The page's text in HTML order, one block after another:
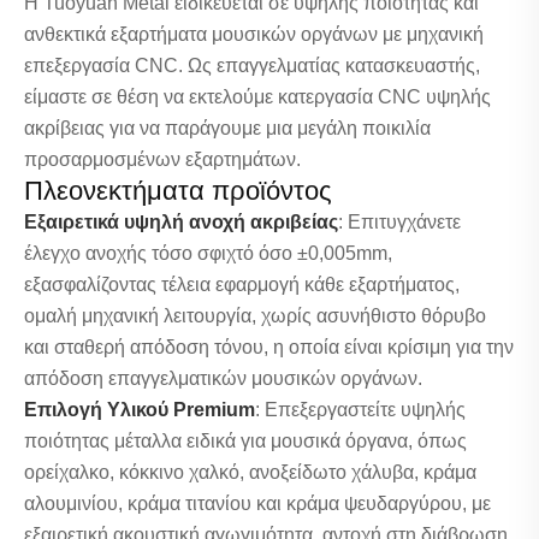
ανθεκτικά εξαρτήματα μουσικών οργάνων με μηχανική
επεξεργασία CNC. Ως επαγγελματίας κατασκευαστής,
είμαστε σε θέση να εκτελούμε κατεργασία CNC υψηλής
ακρίβειας για να παράγουμε μια μεγάλη ποικιλία
προσαρμοσμένων εξαρτημάτων.
Πλεονεκτήματα προϊόντος
Εξαιρετικά υψηλή ανοχή ακριβείας: Επιτυγχάνετε
έλεγχο ανοχής τόσο σφιχτό όσο ±0,005mm,
εξασφαλίζοντας τέλεια εφαρμογή κάθε εξαρτήματος,
ομαλή μηχανική λειτουργία, χωρίς ασυνήθιστο θόρυβο
και σταθερή απόδοση τόνου, η οποία είναι κρίσιμη για την
απόδοση επαγγελματικών μουσικών οργάνων.
Επιλογή Υλικού Premium: Επεξεργαστείτε υψηλής
ποιότητας μέταλλα ειδικά για μουσικά όργανα, όπως
ορείχαλκο, κόκκινο χαλκό, ανοξείδωτο χάλυβα, κράμα
αλουμινίου, κράμα τιτανίου και κράμα ψευδαργύρου, με
εξαιρετική ακουστική αγωγιμότητα, αντοχή στη διάβρωση,